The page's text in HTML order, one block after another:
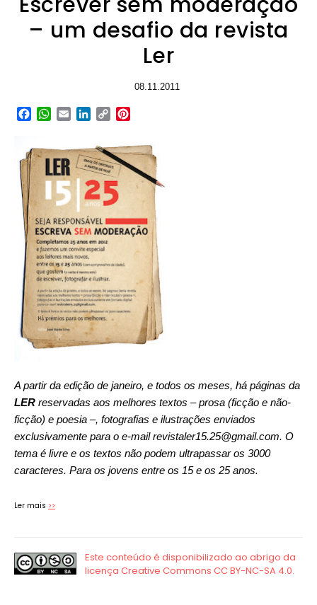
– um desafio da revista
Ler
08.11.2011
Facebook
WhatsApp
EmailLinkedIn
Copy
A partir da edição de janeiro, e todos os meses, há páginas da
LER reservadas aos melhores textos – prosa (ficção e não-
ficção) e poesia –, fotografias e ilustrações enviados
exclusivamente para o e-mail revistaler15.25@gmail.com. O
tema é livre e os textos não podem ultrapassar os 3000
caracteres. Para os jovens entre os 15 e os 25 anos.
Ler mais >>